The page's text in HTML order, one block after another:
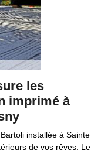
les
imprimé à
installée à Sainte
de vos rêves. Le